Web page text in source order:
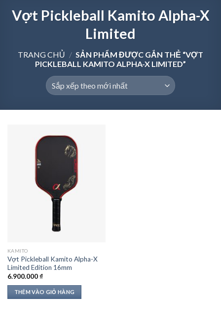
Vợt Pickleball Kamito Alpha-X
Limited
TRANG CHỦ / SẢN PHẨM ĐƯỢC GẮN THẺ “VỢT
PICKLEBALL KAMITO ALPHA-X LIMITED”
KAMITO
Vợt Pickleball Kamito Alpha-X
Limited Edition 16mm
6.900.000₫
THÊM VÀO GIỎ HÀNG